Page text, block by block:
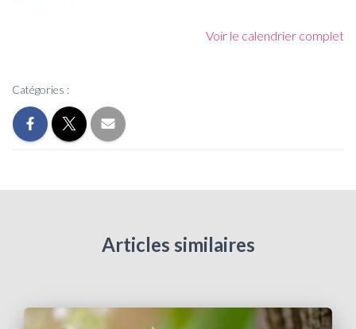
Voir le calendrier complet
Catégories :
Articles similaires